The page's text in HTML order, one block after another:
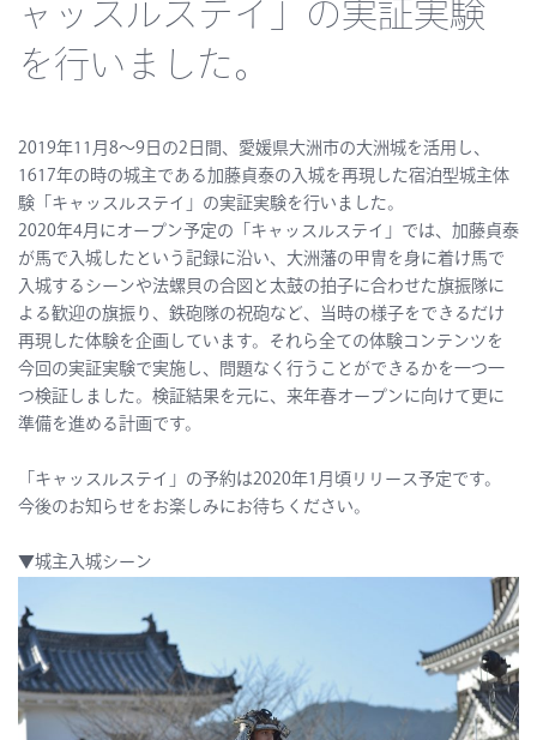
ャッスルステイ」の実証実験
を行いました。
2019年11月8～9日の2日間、愛媛県大洲市の大洲城を活用し、
1617年の時の城主である加藤貞泰の入城を再現した宿泊型城主体
験「キャッスルステイ」の実証実験を行いました。
2020年4月にオープン予定の「キャッスルステイ」では、加藤貞泰
が馬で入城したという記録に沿い、大洲藩の甲冑を身に着け馬で
入城するシーンや法螺貝の合図と太鼓の拍子に合わせた旗振隊に
よる歓迎の旗振り、鉄砲隊の祝砲など、当時の様子をできるだけ
再現した体験を企画しています。それら全ての体験コンテンツを
今回の実証実験で実施し、問題なく行うことができるかを一つ一
つ検証しました。検証結果を元に、来年春オープンに向けて更に
準備を進める計画です。
「キャッスルステイ」の予約は2020年1月頃リリース予定です。
今後のお知らせをお楽しみにお待ちください。
▼城主入城シーン